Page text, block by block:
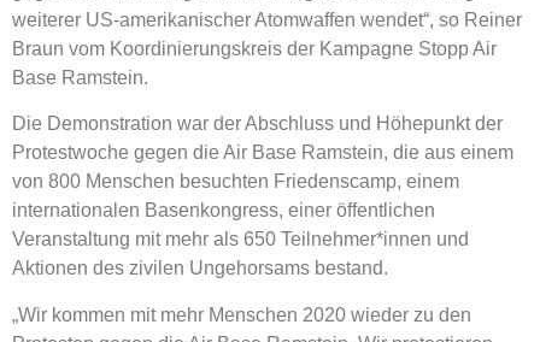
weiterer US-amerikanischer Atomwaffen wendet“, so Reiner
Braun vom Koordinierungskreis der Kampagne Stopp Air
Base Ramstein.
Die Demonstration war der Abschluss und Höhepunkt der
Protestwoche gegen die Air Base Ramstein, die aus einem
von 800 Menschen besuchten Friedenscamp, einem
internationalen Basenkongress, einer öffentlichen
Veranstaltung mit mehr als 650 Teilnehmer*innen und
Aktionen des zivilen Ungehorsams bestand.
„Wir kommen mit mehr Menschen 2020 wieder zu den